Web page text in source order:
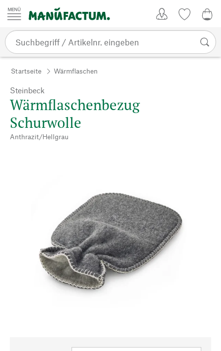
Zum Inhalt springen
Startseite Wärmflaschen
Steinbeck
Wärmflaschenbezug
Schurwolle
Anthrazit/Hellgrau